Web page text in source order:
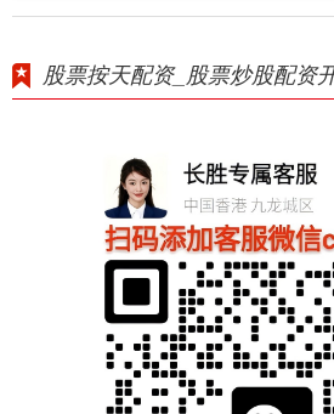
股票按天配资_股票炒股配资